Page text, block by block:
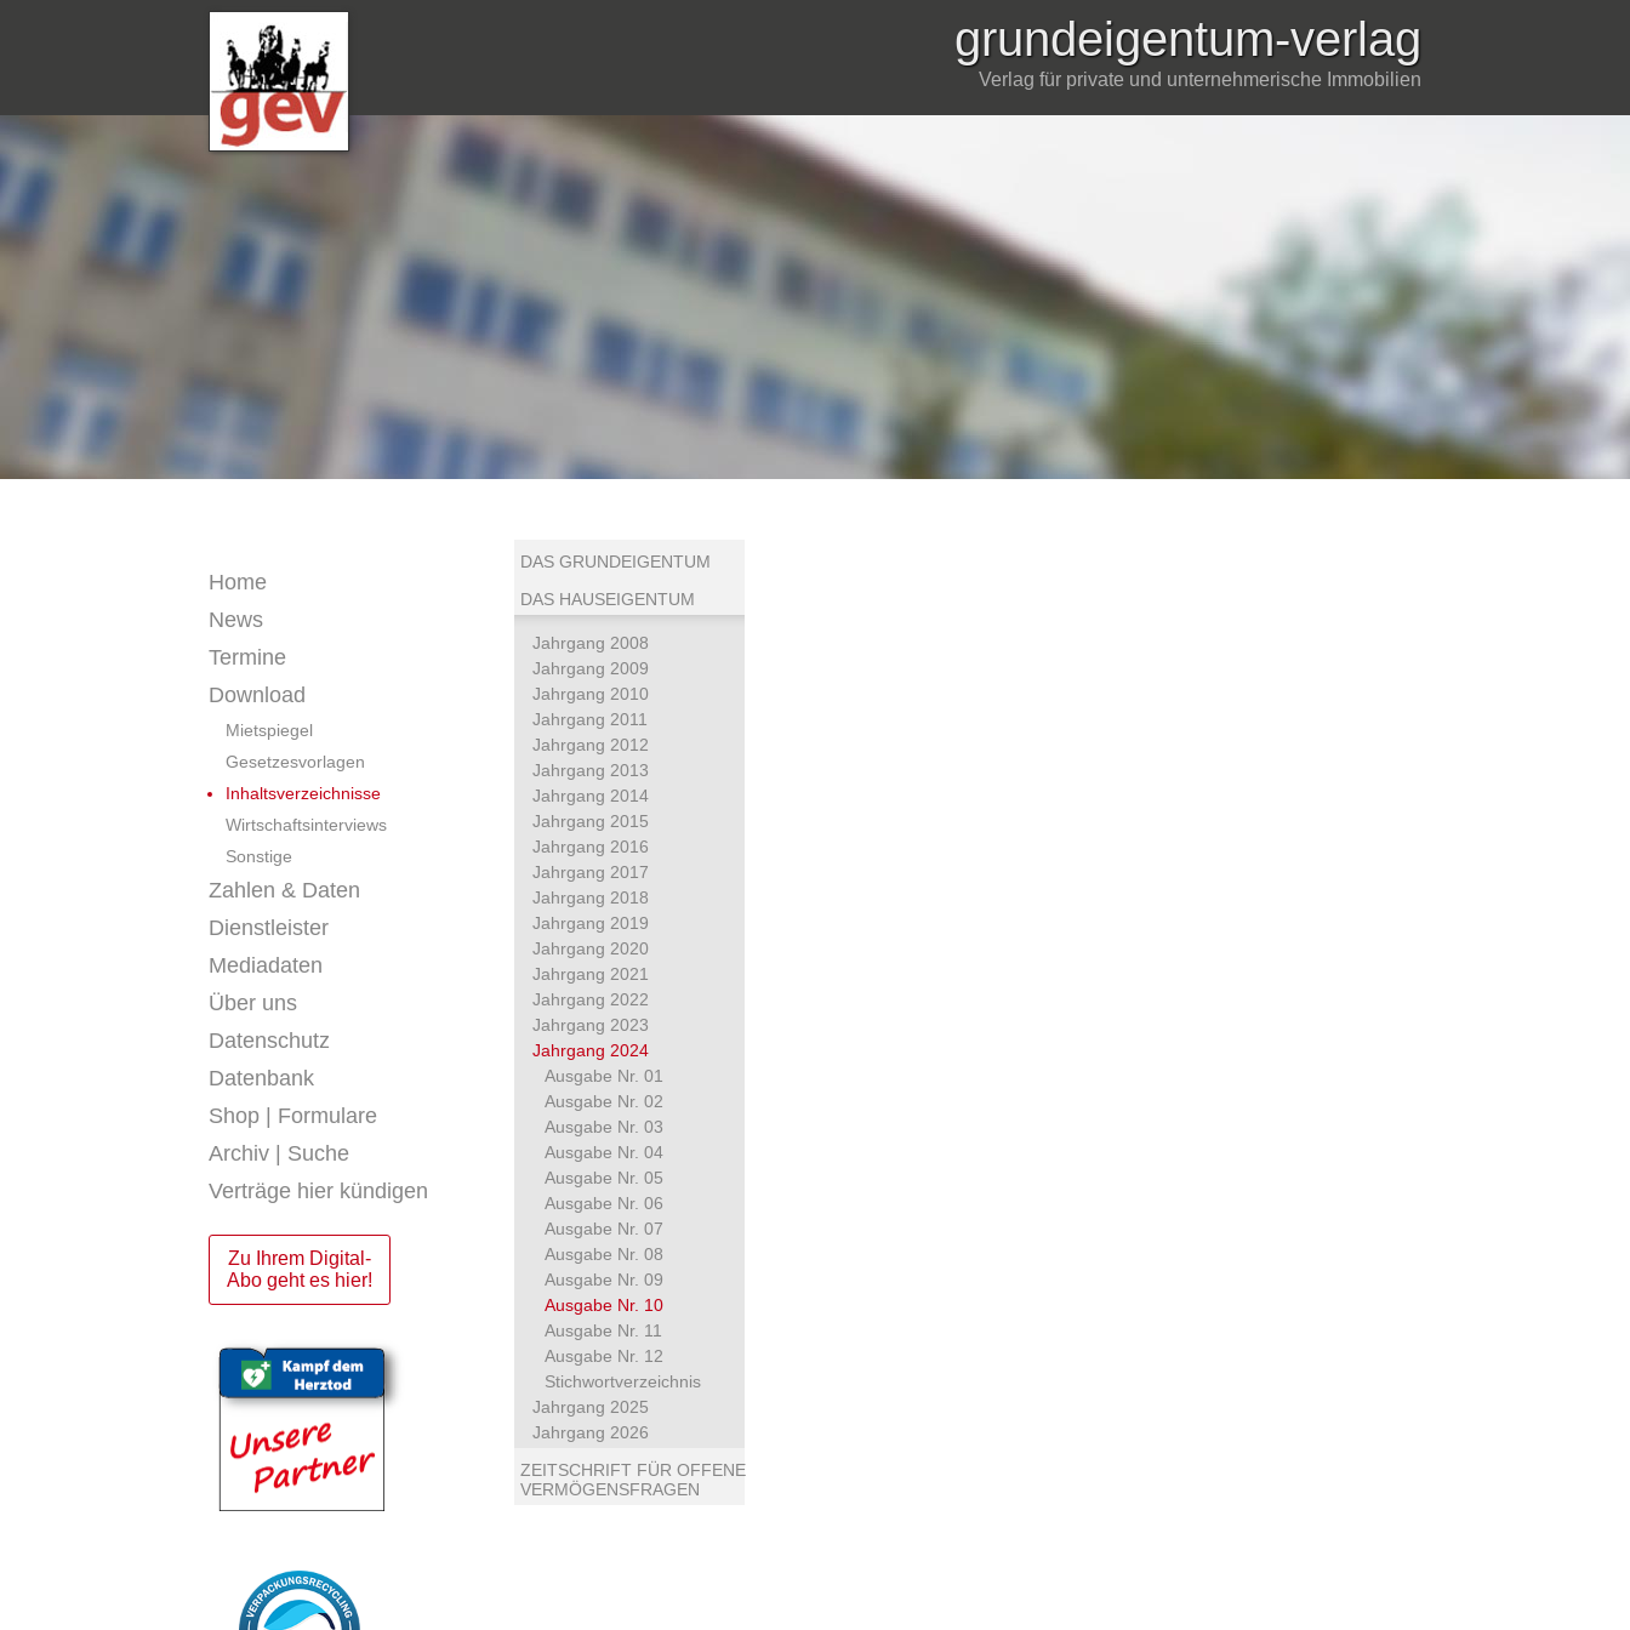
grundeigentum-verlag
Verlag für private und unternehmerische Immobilien
Home
News
Termine
Download
Mietspiegel
Gesetzesvorlagen
Inhaltsverzeichnisse
Wirtschaftsinterviews
Sonstige
Zahlen & Daten
Dienstleister
Mediadaten
Über uns
Datenschutz
Datenbank
Shop | Formulare
Archiv | Suche
Verträge hier kündigen
Zu Ihrem Digital-
Abo geht es hier!
DAS GRUNDEIGENTUM
DAS HAUSEIGENTUM
Jahrgang 2008
Jahrgang 2009
Jahrgang 2010
Jahrgang 2011
Jahrgang 2012
Jahrgang 2013
Jahrgang 2014
Jahrgang 2015
Jahrgang 2016
Jahrgang 2017
Jahrgang 2018
Jahrgang 2019
Jahrgang 2020
Jahrgang 2021
Jahrgang 2022
Jahrgang 2023
Jahrgang 2024
Ausgabe Nr. 01
Ausgabe Nr. 02
Ausgabe Nr. 03
Ausgabe Nr. 04
Ausgabe Nr. 05
Ausgabe Nr. 06
Ausgabe Nr. 07
Ausgabe Nr. 08
Ausgabe Nr. 09
Ausgabe Nr. 10
Ausgabe Nr. 11
Ausgabe Nr. 12
Stichwortverzeichnis
Jahrgang 2025
Jahrgang 2026
ZEITSCHRIFT FÜR OFFENE
VERMÖGENSFRAGEN